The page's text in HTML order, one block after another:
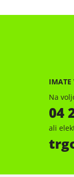
IMATE
Na
04
ali